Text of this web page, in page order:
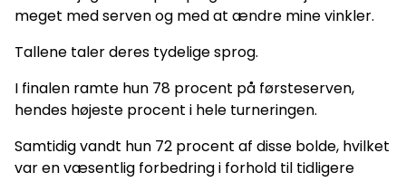
meget med serven og med at ændre mine vinkler.
Tallene taler deres tydelige sprog.
I finalen ramte hun 78 procent på førsteserven,
hendes højeste procent i hele turneringen.
Samtidig vandt hun 72 procent af disse bolde, hvilket
var en væsentlig forbedring i forhold til tidligere